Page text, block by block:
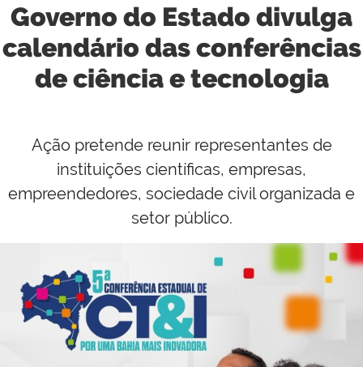
Governo do Estado divulga
calendário das conferências
de ciência e tecnologia
Ação pretende reunir representantes de
instituições científicas, empresas,
empreendedores, sociedade civil organizada e
setor público.